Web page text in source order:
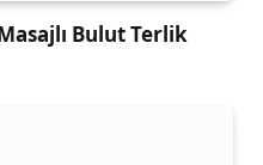
Bulut Terlik